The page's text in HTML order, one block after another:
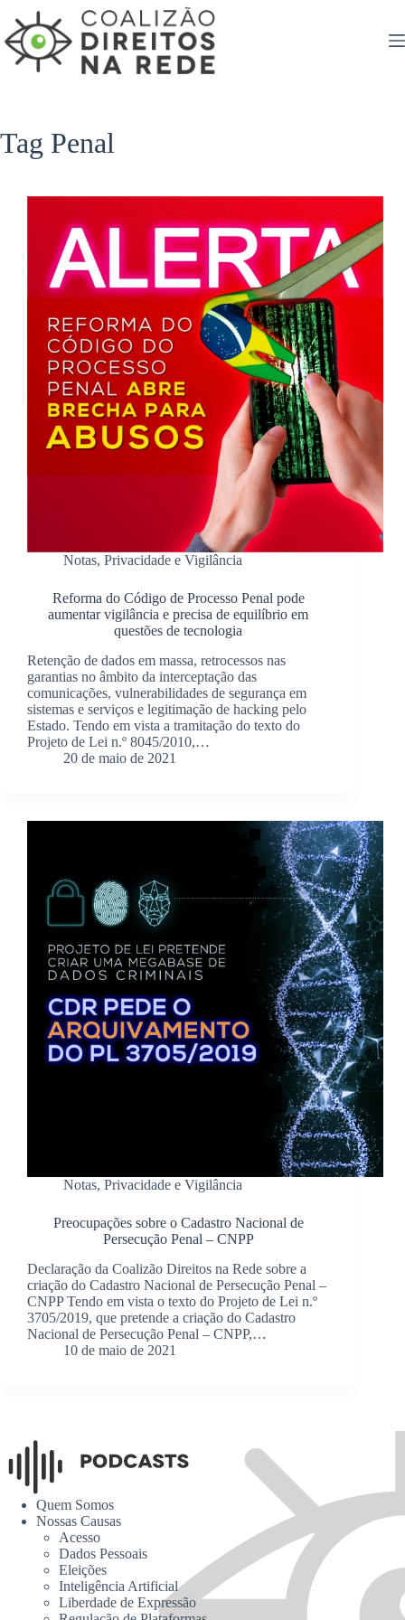
para
o
conteúdo
Tag Penal
Notas, Privacidade e Vigilância
Reforma do Código de Processo Penal pode
aumentar vigilância e precisa de equilíbrio em
questões de tecnologia
Retenção de dados em massa, retrocessos nas
garantias no âmbito da interceptação das
comunicações, vulnerabilidades de segurança em
sistemas e serviços e legitimação de hacking pelo
Estado. Tendo em vista a tramitação do texto do
Projeto de Lei n.º 8045/2010,…
20 de maio de 2021
Notas, Privacidade e Vigilância
Preocupações sobre o Cadastro Nacional de
Persecução Penal – CNPP
Declaração da Coalizão Direitos na Rede sobre a
criação do Cadastro Nacional de Persecução Penal –
CNPP Tendo em vista o texto do Projeto de Lei n.º
3705/2019, que pretende a criação do Cadastro
Nacional de Persecução Penal – CNPP,…
10 de maio de 2021
Quem Somos
Nossas Causas
Acesso
Dados Pessoais
Eleições
Inteligência Artificial
Liberdade de Expressão